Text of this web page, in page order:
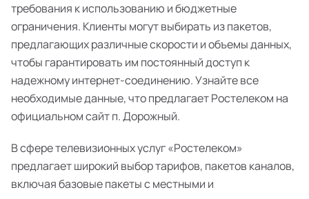
требования к использованию и бюджетные
ограничения. Клиенты могут выбирать из пакетов,
предлагающих различные скорости и объемы данных,
чтобы гарантировать им постоянный доступ к
надежному интернет-соединению. Узнайте все
необходимые данные, что предлагает Ростелеком на
официальном сайт п. Дорожный.
В сфере телевизионных услуг «Ростелеком»
предлагает широкий выбор тарифов, пакетов каналов,
включая базовые пакеты с местными и